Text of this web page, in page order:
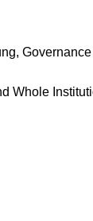
Whole